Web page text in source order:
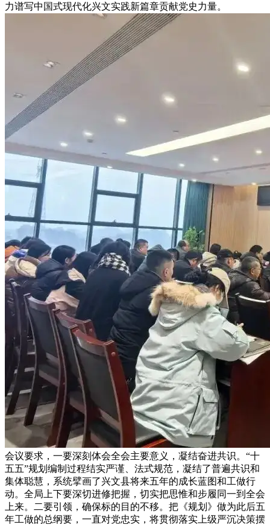
力谱写中国式现代化兴文实践新篇章贡献党史力量。
会议要求，一要深刻体会全会主要意义，凝结奋进共识。“十
五五”规划编制过程结实严谨、法式规范，凝结了普遍共识和
集体聪慧，系统擘画了兴文县将来五年的成长蓝图和工做行
动。全局上下要深切进修把握，切实把思惟和步履同一到全会
上来。二要引领，确保标的目的不移。把《规划》做为此后五
年工做的总纲要，一直对党忠实，将贯彻落实上级严沉决策摆